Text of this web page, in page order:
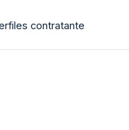
contratante